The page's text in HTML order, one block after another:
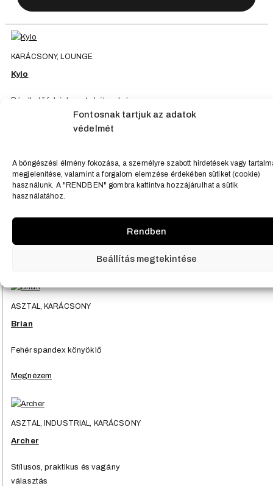
Fontosnak tartjuk az adatok
védelmét
A böngészési élmény fokozása, a személyre szabott hirdetések vagy
megjelenítése, valamint a forgalom elemzése érdekében sütiket (cookie)
használunk. A "RENDBEN" gombra kattintva hozzájárulhat a sütik
használatához.
Rendben
Beállítás megtekintése
KARÁCSONY, LOUNGE
Kylo
Bérelhető fehér lounge bútorok és
kanapék a tökéletes kényelemért!
ASZTAL, ESKÜVŐ, INDUSTRIAL
ASZTAL, KARÁCSONY
Brian
Fehér spandex könyöklő
Megnézem
ASZTAL, INDUSTRIAL, KARÁCSONY
Archer
Stílusos, praktikus és vagány
választás